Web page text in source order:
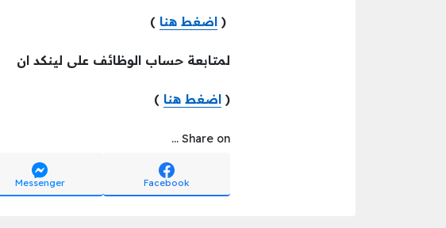
( اضغط هنا )
لمتابعة حساب الوظائف على لينكد ان
( اضغط هنا )
Share on ...
Facebook
Messenger